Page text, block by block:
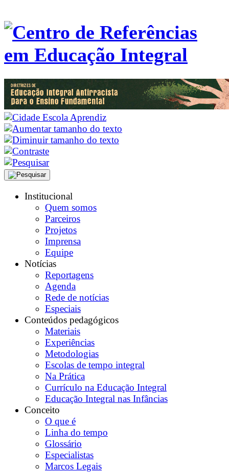
Institucional
Quem somos
Parceiros
Projetos
Imprensa
Equipe
Notícias
Reportagens
Agenda
Rede de notícias
Especiais
Conteúdos pedagógicos
Materiais
Experiências
Metodologias
Escolas de tempo integral
Na Prática
Currículo na Educação Integral
Educação Integral nas Infâncias
Conceito
O que é
Linha do tempo
Glossário
Especialistas
Marcos Legais